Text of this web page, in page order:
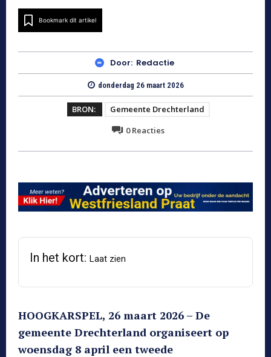
Bookmark dit artikel
Door: Redactie
donderdag 26 maart 2026
BRON:
Gemeente Drechterland
0Reacties
In het kort: Laat zien
HOOGKARSPEL, 26 maart 2026 – De
gemeente Drechterland organiseert op
woensdag 8 april een tweede